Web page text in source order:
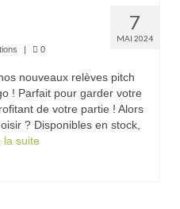
7
MAI 2024
0
nouveaux relèves pitch
! Parfait pour garder votre
de votre partie ! Alors
? Disponibles en stock,
la suite­­